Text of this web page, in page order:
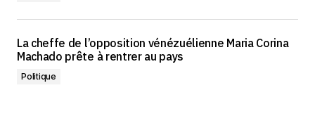
La cheffe de l’opposition vénézuélienne Maria Corina
Machado prête à rentrer au pays
Politique